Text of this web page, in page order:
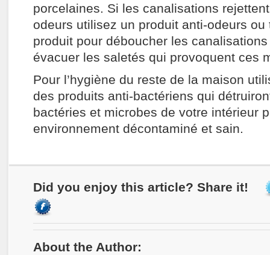
porcelaines. Si les canalisations
odeurs utilisez un produit anti-odeurs ou
produit pour déboucher les
évacuer les saletés qui provoquent ces
Pour l’hygiène du reste de la maison
des produits anti-bactériens qui
bactéries et microbes de votre intérieur
environnement décontaminé et sain.
Did you enjoy this article? Share it!
About the Author: